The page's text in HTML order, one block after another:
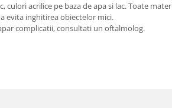
acrilice pe baza de apa si lac. Toate
evita inghitirea obiectelor mici.
complicatii, consultati un oftalmolog.